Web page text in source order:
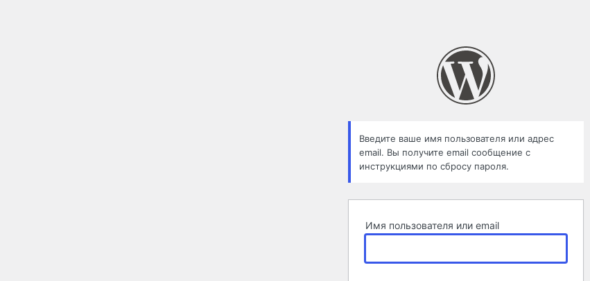
Введите ваше имя пользователя или адрес
email. Вы получите email сообщение с
инструкциями по сбросу пароля.
Имя пользователя или email